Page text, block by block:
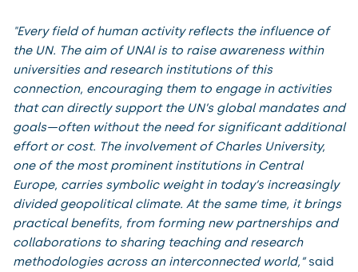
"Every field of human activity reflects the influence of
the UN. The aim of UNAI is to raise awareness within
universities and research institutions of this
connection, encouraging them to engage in activities
that can directly support the UN’s global mandates and
goals—often without the need for significant additional
effort or cost. The involvement of Charles University,
one of the most prominent institutions in Central
Europe, carries symbolic weight in today’s increasingly
divided geopolitical climate. At the same time, it brings
practical benefits, from forming new partnerships and
collaborations to sharing teaching and research
methodologies across an interconnected world,”said